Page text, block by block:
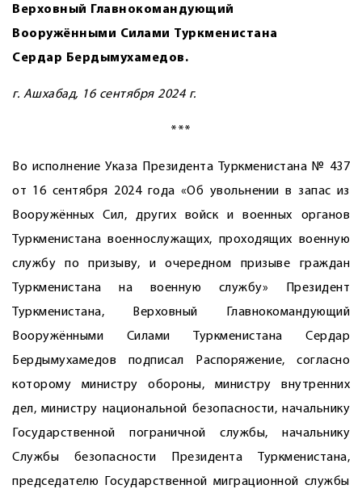
Верховный Главнокомандующий
Вооружёнными Силами Туркменистана
Сердар Бердымухамедов.
г. Ашхабад, 16 сентября 2024 г.
***
Во исполнение Указа Президента Туркменистана № 437
от 16 сентября 2024 года «Об увольнении в запас из
Вооружённых Сил, других войск и военных органов
Туркменистана военнослужащих, проходящих военную
службу по призыву, и очередном призыве граждан
Туркменистана на военную службу» Президент
Туркменистана, Верховный Главно­командующий
Вооружёнными Силами Туркменистана Сердар
Бердымухамедов подписал Распоряжение, согласно
которому министру обороны, министру внут­ренних
дел, министру национальной безо­пасности, начальнику
Государственной пограничной службы, начальнику
Службы безопасности Президента Туркменистана,
председателю Государственной миграционной службы